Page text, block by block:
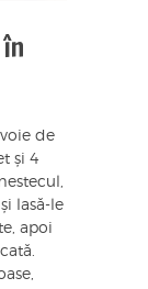
de
și 4
lasă-le
apoi